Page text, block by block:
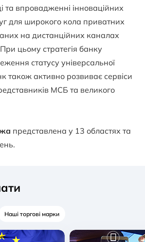
та впровадженні інноваційних
для широкого кола приватних
на дистанційних каналах
цьому стратегія банку
статусу універсальної
також активно розвиває сервіси
МСБ та великого
представлена ​​у 13 областях та
Наші торгові марки